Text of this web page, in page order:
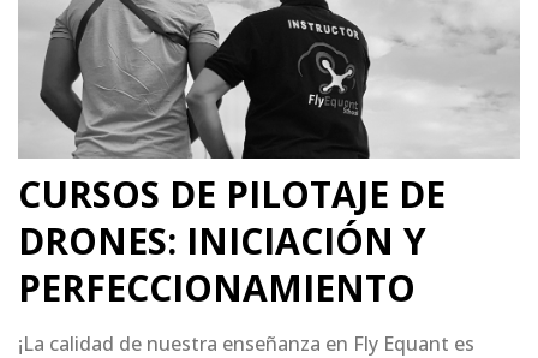
CURSOS DE PILOTAJE DE
DRONES: INICIACIÓN Y
PERFECCIONAMIENTO
¡La calidad de nuestra enseñanza en Fly Equant es